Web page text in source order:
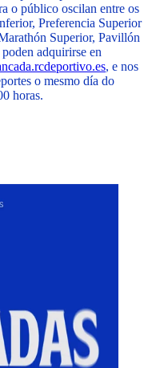
o público oscilan entre os
Preferencia Superior
Superior, Pavillón
adquirirse en
, e nos
o mesmo día do
horas.